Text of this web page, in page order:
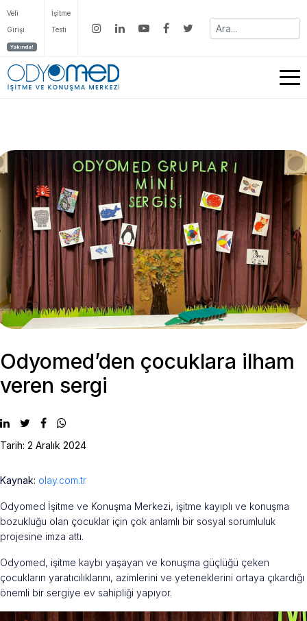
Veli
Girişi
Yakında!
İşitme
Testi
Odyomed’den çocuklara ilham
veren sergi
Tarih: 2 Aralık 2024
Kaynak: olay.com.tr
Odyomed İşitme ve Konuşma Merkezi, işitme kayıplı ve konuşma
bozukluğu olan çocuklar için çok anlamlı bir sosyal sorumluluk
projesine imza attı.
Odyomed, işitme kaybı yaşayan ve konuşma güçlüğü çeken
çocukların yaratıcılıklarını, azimlerini ve yeteneklerini ortaya çıkardığı
önemli bir sergiye ev sahipliği yapıyor.